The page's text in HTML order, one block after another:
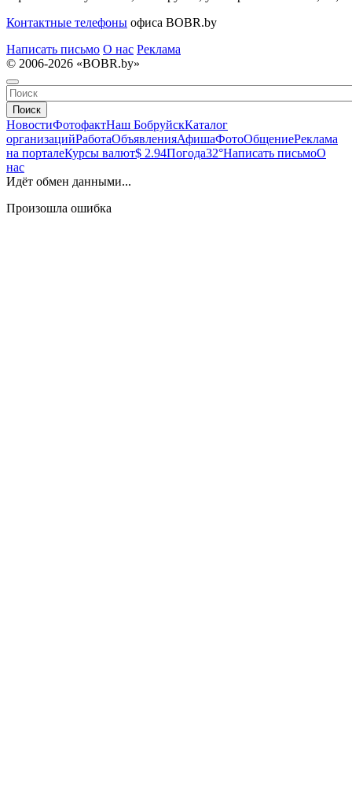
Контактные телефоны офиса BOBR.by
Написать письмо О нас Реклама
© 2006-2026 «BOBR.by»
Поиск
НовостиФотофактНаш БобруйскКаталог
организацийРаботаОбъявленияАфишаФотоОбщениеРеклама
на порталеКурсы валют$ 2.94Погода32°Написать письмоО
нас
Идёт обмен данными...
Произошла ошибка